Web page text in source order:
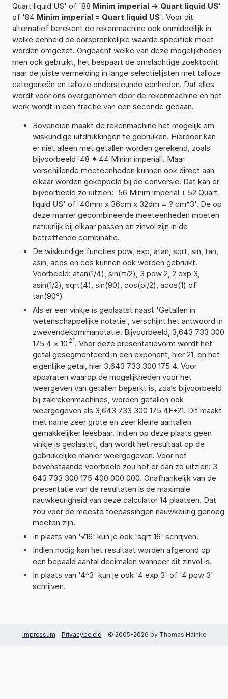
Quart liquid US' of '88 Minim imperial -> Quart liquid US'
of '84 Minim imperial = Quart liquid US'. Voor dit
alternatief berekent de rekenmachine ook onmiddellijk in
welke eenheid de oorspronkelijke waarde specifiek moet
worden omgezet. Ongeacht welke van deze mogelijkheden
men ook gebruikt, het bespaart de omslachtige zoektocht
naar de juiste vermelding in lange selectielijsten met talloze
categorieën en talloze ondersteunde eenheden. Dat alles
wordt voor ons overgenomen door de rekenmachine en het
werk wordt in een fractie van een seconde gedaan.
Bovendien maakt de rekenmachine het mogelijk om
wiskundige uitdrukkingen te gebruiken. Hierdoor kan
er niet alleen met getallen worden gerekend, zoals
bijvoorbeeld '48 * 44 Minim imperial'. Maar
verschillende meeteenheden kunnen ook direct aan
elkaar worden gekoppeld bij de conversie. Dat kan er
bijvoorbeeld zo uitzien: '56 Minim imperial + 52 Quart
liquid US' of '40mm x 36cm x 32dm = ? cm^3'. De op
deze manier gecombineerde meeteenheden moeten
natuurlijk bij elkaar passen en zinvol zijn in de
betreffende combinatie.
De wiskundige functies pow, exp, atan, sqrt, sin, tan,
asin, acos en cos kunnen ook worden gebruikt.
Voorbeeld: atan(1/4), sin(π/2), 3 pow 2, 2 exp 3,
asin(1/2), sqrt(4), sin(90), cos(pi/2), acos(1) of
tan(90°)
Als er een vinkje is geplaatst naast 'Getallen in
wetenschappelijke notatie', verschijnt het antwoord in
zwevendekommanotatie. Bijvoorbeeld, 3,643 733 300
175 4 × 10 21. Voor deze presentatievorm wordt het
getal gesegmenteerd in een exponent, hier 21, en het
eigenlijke getal, hier 3,643 733 300 175 4. Voor
apparaten waarop de mogelijkheden voor het
weergeven van getallen beperkt is, zoals bijvoorbeeld
bij zakrekenmachines, worden getallen ook
weergegeven als 3,643 733 300 175 4E+21. Dit maakt
met name zeer grote en zeer kleine aantallen
gemakkelijker leesbaar. Indien op deze plaats geen
vinkje is geplaatst, dan wordt het resultaat op de
gebruikelijke manier weergegeven. Voor het
bovenstaande voorbeeld zou het er dan zo uitzien: 3
643 733 300 175 400 000 000. Onafhankelijk van de
presentatie van de resultaten is de maximale
nauwkeurigheid van deze calculator 14 plaatsen. Dat
zou voor de meeste toepassingen nauwkeurig genoeg
moeten zijn.
In plaats van '√16' kun je ook 'sqrt 16' schrijven.
Indien nodig kan het resultaat worden afgerond op
een bepaald aantal decimalen wanneer dit zinvol is.
In plaats van '4^3' kun je ook '4 exp 3' of '4 pow 3'
schrijven.
Impressum - Privacybeleid - © 2005-2026 by Thomas Hainke